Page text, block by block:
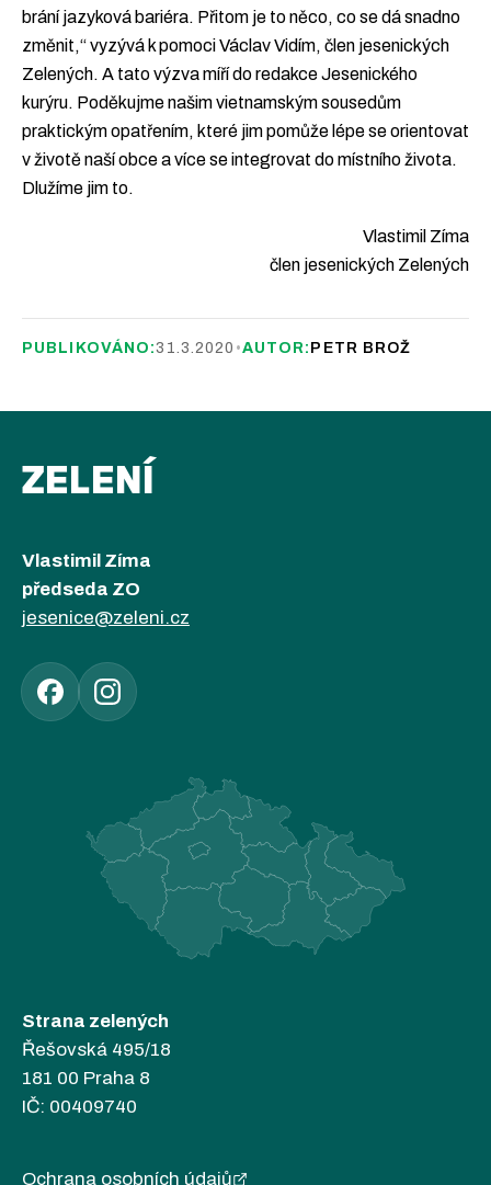
brání jazyková bariéra. Přitom je to něco, co se dá snadno
změnit,“ vyzývá k pomoci Václav Vidím, člen jesenických
Zelených. A tato výzva míří do redakce Jesenického
kurýru. Poděkujme našim vietnamským sousedům
praktickým opatřením, které jim pomůže lépe se orientovat
v životě naší obce a více se integrovat do místního života.
Dlužíme jim to.
Vlastimil Zíma
člen jesenických Zelených
PUBLIKOVÁNO:31.3.2020 •AUTOR: PETR BROŽ
ZELENÍ
Vlastimil Zíma
předseda ZO
jesenice@zeleni.cz
Strana zelených
Řešovská 495/18
181 00 Praha 8
IČ: 00409740
Ochrana osobních údajů